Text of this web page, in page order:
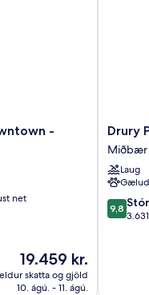
-
net
Verðið
19.459 kr.
19.459 kr.
skatta og gjöld
10. ágú. - 11. ágú.
Drury
Plaza
Hotel
Miðbær
Drury
Miðbær
Laug
9.8
af
9,8